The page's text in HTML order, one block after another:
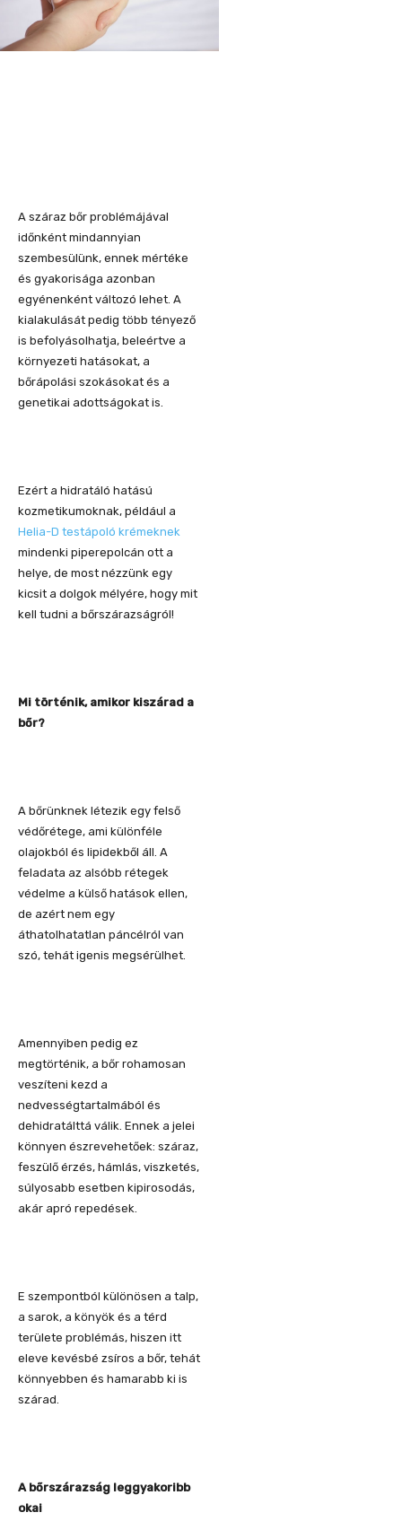
A száraz bőr problémájával
időnként mindannyian
szembesülünk, ennek mértéke
és gyakorisága azonban
egyénenként változó lehet. A
kialakulását pedig több tényező
is befolyásolhatja, beleértve a
környezeti hatásokat, a
bőrápolási szokásokat és a
genetikai adottságokat is.
Ezért a hidratáló hatású
kozmetikumoknak, például a
Helia-D testápoló krémeknek
mindenki piperepolcán ott a
helye, de most nézzünk egy
kicsit a dolgok mélyére, hogy mit
kell tudni a bőrszárazságról!
Mi történik, amikor kiszárad a
bőr?
A bőrünknek létezik egy felső
védőrétege, ami különféle
olajokból és lipidekből áll. A
feladata az alsóbb rétegek
védelme a külső hatások ellen,
de azért nem egy
áthatolhatatlan páncélról van
szó, tehát igenis megsérülhet.
Amennyiben pedig ez
megtörténik, a bőr rohamosan
veszíteni kezd a
nedvességtartalmából és
dehidratálttá válik. Ennek a jelei
könnyen észrevehetőek: száraz,
feszülő érzés, hámlás, viszketés,
súlyosabb esetben kipirosodás,
akár apró repedések.
E szempontból különösen a talp,
a sarok, a könyök és a térd
területe problémás, hiszen itt
eleve kevésbé zsíros a bőr, tehát
könnyebben és hamarabb ki is
szárad.
A bőrszárazság leggyakoribb
okai